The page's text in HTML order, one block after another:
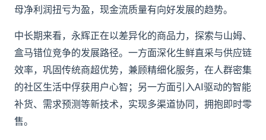
母净利润扭亏为盈，现金流质量有向好发展的趋势。
中长期来看，永辉正在以差异化的商品力，探索与山姆、
盒马错位竞争的发展路径。一方面深化生鲜直采与供应链
效率，巩固传统商超优势，兼顾精细化服务，在人群密集
的社区生活中俘获用户心智；另一方面引入AI驱动的智能
补货、需求预测等新技术，实现多渠道协同，拥抱即时零
售。